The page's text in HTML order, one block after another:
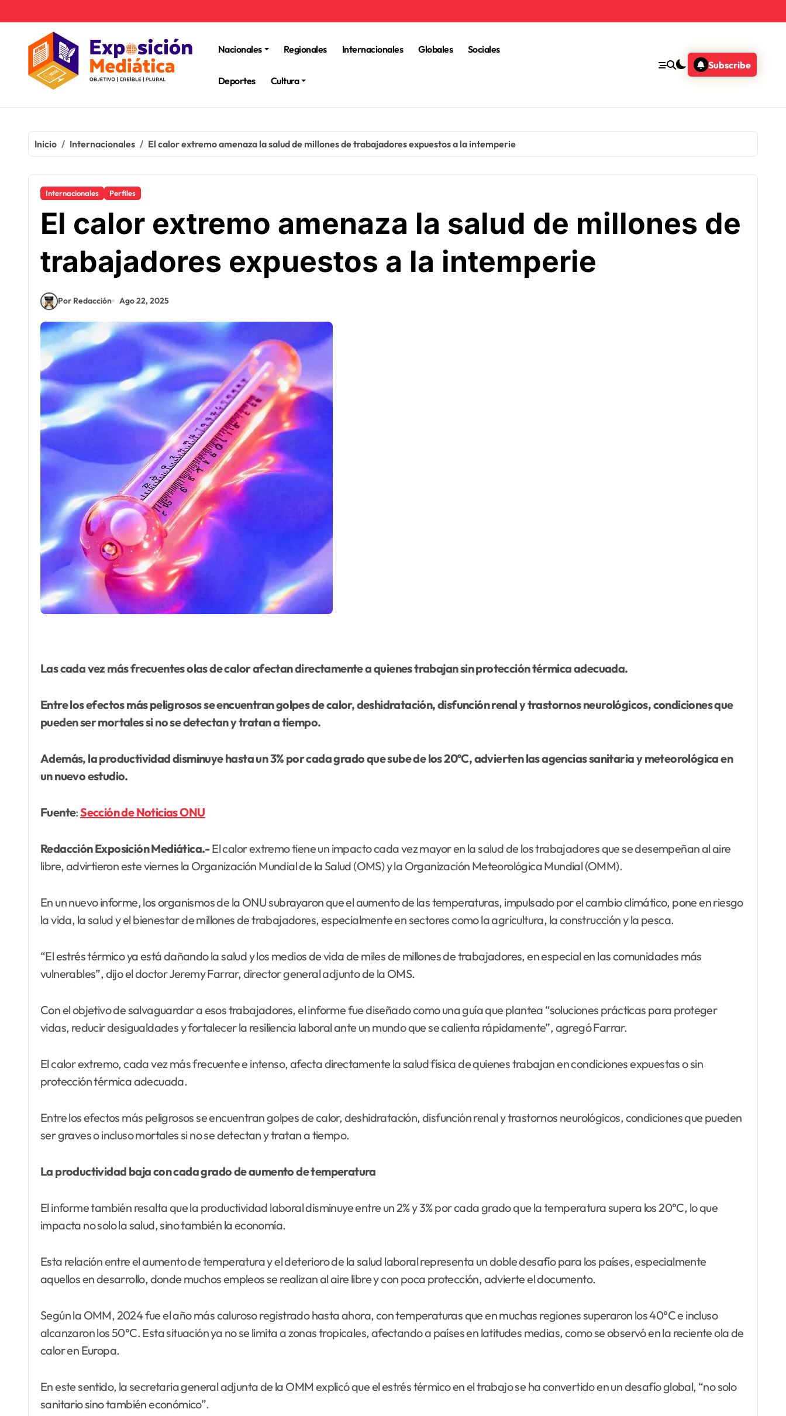
Nacionales
Regionales Internacionales Globales Sociales
Deportes Cultura
Subscribe
Inicio Internacionales El calor extremo amenaza la salud de millones de trabajadores expuestos a la intemperie
Internacionales Perfiles
El calor extremo amenaza la salud de millones de
trabajadores expuestos a la intemperie
Por Redacción Ago 22, 2025
Las cada vez más frecuentes olas de calor afectan directamente a quienes trabajan sin protección térmica adecuada.
Entre los efectos más peligrosos se encuentran golpes de calor, deshidratación, disfunción renal y trastornos neurológicos, condiciones que
pueden ser mortales si no se detectan y tratan a tiempo.
Además, la productividad disminuye hasta un 3% por cada grado que sube de los 20ºC, advierten las agencias sanitaria y meteorológica en
un nuevo estudio.
Fuente:Sección de Noticias ONU
Redacción Exposición Mediática.-El calor extremo tiene un impacto cada vez mayor en la salud de los trabajadores que se desempeñan al aire
libre, advirtieron este viernes la Organización Mundial de la Salud (OMS) y la Organización Meteorológica Mundial (OMM).
En un nuevo informe, los organismos de la ONU subrayaron que el aumento de las temperaturas, impulsado por el cambio climático, pone en riesgo
la vida, la salud y el bienestar de millones de trabajadores, especialmente en sectores como la agricultura, la construcción y la pesca.
“El estrés térmico ya está dañando la salud y los medios de vida de miles de millones de trabajadores, en especial en las comunidades más
vulnerables”, dijo el doctor Jeremy Farrar, director general adjunto de la OMS.
Con el objetivo de salvaguardar a esos trabajadores, el informe fue diseñado como una guía que plantea “soluciones prácticas para proteger
vidas, reducir desigualdades y fortalecer la resiliencia laboral ante un mundo que se calienta rápidamente”, agregó Farrar.
El calor extremo, cada vez más frecuente e intenso, afecta directamente la salud física de quienes trabajan en condiciones expuestas o sin
protección térmica adecuada.
Entre los efectos más peligrosos se encuentran golpes de calor, deshidratación, disfunción renal y trastornos neurológicos, condiciones que pueden
ser graves o incluso mortales si no se detectan y tratan a tiempo.
La productividad baja con cada grado de aumento de temperatura
El informe también resalta que la productividad laboral disminuye entre un 2% y 3% por cada grado que la temperatura supera los 20°C, lo que
impacta no solo la salud, sino también la economía.
Esta relación entre el aumento de temperatura y el deterioro de la salud laboral representa un doble desafío para los países, especialmente
aquellos en desarrollo, donde muchos empleos se realizan al aire libre y con poca protección, advierte el documento.
Según la OMM, 2024 fue el año más caluroso registrado hasta ahora, con temperaturas que en muchas regiones superaron los 40°C e incluso
alcanzaron los 50°C. Esta situación ya no se limita a zonas tropicales, afectando a países en latitudes medias, como se observó en la reciente ola de
calor en Europa.
En este sentido, la secretaria general adjunta de la OMM explicó que el estrés térmico en el trabajo se ha convertido en un desafío global, “no solo
sanitario sino también económico”.